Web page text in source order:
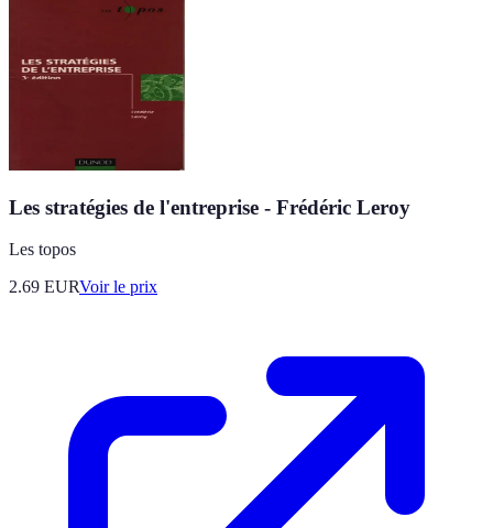
Les stratégies de l'entreprise - Frédéric Leroy
Les topos
2.69 EURVoir le prix